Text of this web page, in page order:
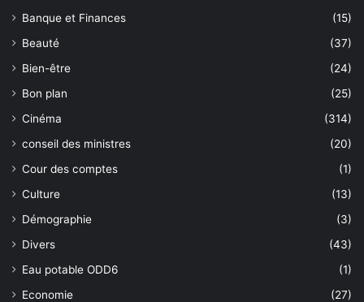
Banque et Finances
(15)
Beauté
(37)
Bien-être
(24)
Bon plan
(25)
Cinéma
(314)
conseil des ministres
(20)
Cour des comptes
(1)
Culture
(13)
Démographie
(3)
Divers
(43)
Eau potable ODD6
(1)
Economie
(27)